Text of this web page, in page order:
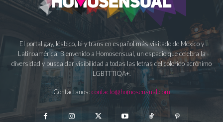
El portal gay, lésbico, bi y trans en español más visitado de México y
Latinoamérica. Bienvenido a Homosensual, un espacio que celebra la
diversidad y busca dar visibilidad a todas las letras del colorido acrónimo
LGBTTTIQA+.
Contáctanos: contacto@homosensual.com